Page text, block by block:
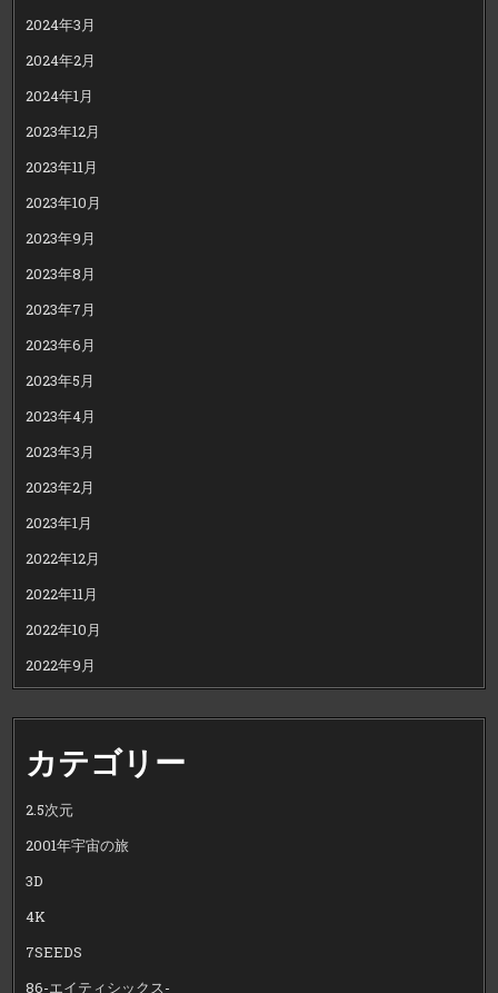
2024年3月
2024年2月
2024年1月
2023年12月
2023年11月
2023年10月
2023年9月
2023年8月
2023年7月
2023年6月
2023年5月
2023年4月
2023年3月
2023年2月
2023年1月
2022年12月
2022年11月
2022年10月
2022年9月
カテゴリー
2.5次元
2001年宇宙の旅
3D
4K
7SEEDS
86-エイティシックス-